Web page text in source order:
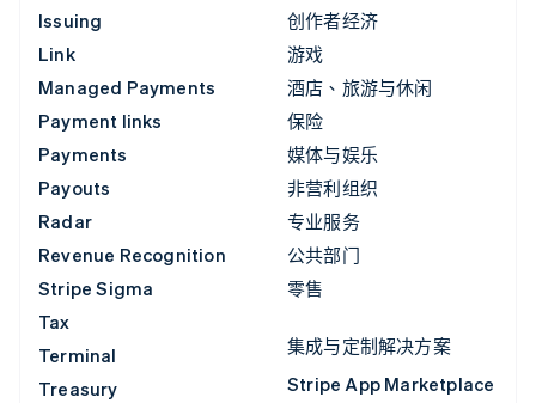
Issuing
Link
Managed Payments
Payment links
Payments
Payouts
Radar
Revenue Recognition
Stripe Sigma
Tax
Terminal
Treasury
创作者经济
游戏
酒店、旅游与休闲
保险
媒体与娱乐
非营利组织
专业服务
公共部门
零售
集成与定制解决方案
Stripe App Marketplace